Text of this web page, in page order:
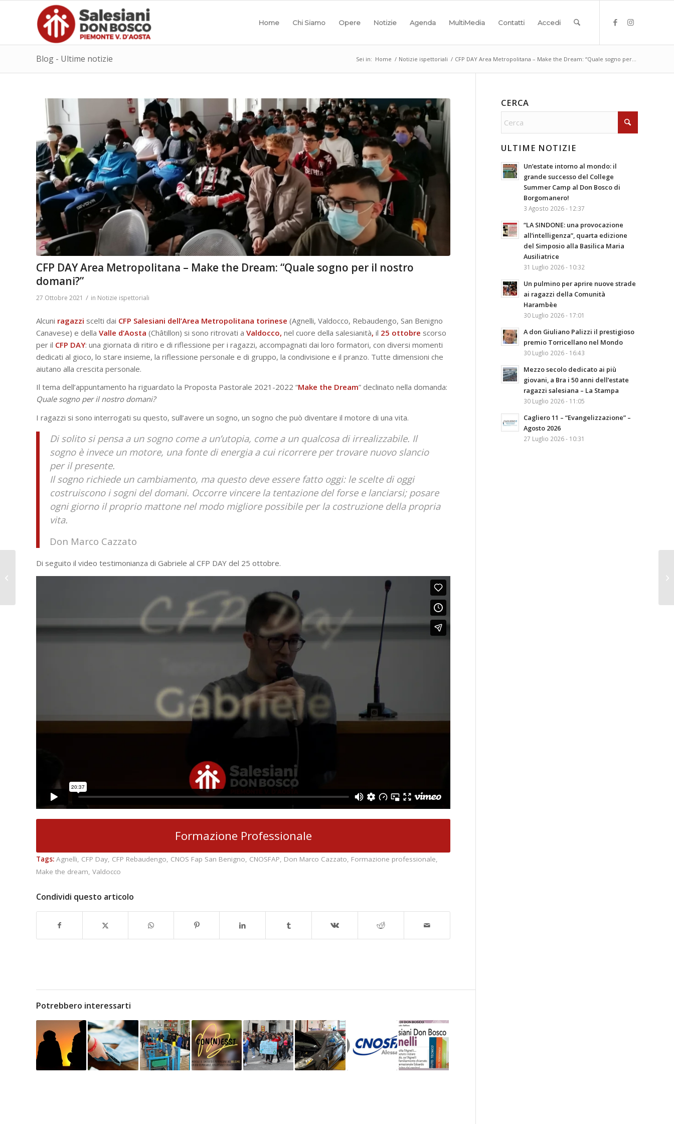
Home Chi Siamo Opere Notizie Agenda MultiMedia Contatti Accedi
Blog - Ultime notizie Sei in: Home / Notizie ispettoriali / CFP DAY Area Metropolitana – Make the Dream: “Quale sogno per...
CFP DAY Area Metropolitana – Make the Dream: “Quale sogno per il nostro
domani?”
27 Ottobre 2021 / in Notizie ispettoriali
Alcuni ragazzi scelti dai CFP Salesiani dell’Area Metropolitana torinese (Agnelli, Valdocco, Rebaudengo, San Benigno
Canavese) e della Valle d’Aosta (Châtillon) si sono ritrovati a Valdocco, nel cuore della salesianità, il 25 ottobre scorso
per il CFP DAY: una giornata di ritiro e di riflessione per i ragazzi, accompagnati dai loro formatori, con diversi momenti
dedicati al gioco, lo stare insieme, la riflessione personale e di gruppo, la condivisione e il pranzo. Tutte dimensioni che
aiutano alla crescita personale.
Il tema dell’appuntamento ha riguardato la Proposta Pastorale 2021-2022 “Make the Dream” declinato nella domanda:
Quale sogno per il nostro domani?
I ragazzi si sono interrogati su questo, sull’avere un sogno, un sogno che può diventare il motore di una vita.
Di solito si pensa a un sogno come a un’utopia, come a un qualcosa di irrealizzabile. Il
sogno è invece un motore, una fonte di energia a cui ricorrere per trovare nuovo slancio
per il presente.
Il sogno richiede un cambiamento, ma questo deve essere fatto oggi: le scelte di oggi
costruiscono i sogni del domani. Occorre vincere la tentazione del forse e lanciarsi; posare
ogni giorno il proprio mattone nel modo migliore possibile per la costruzione della propria
vita.
Don Marco Cazzato
Di seguito il video testimonianza di Gabriele al CFP DAY del 25 ottobre.
Formazione Professionale
Tags: Agnelli, CFP Day, CFP Rebaudengo, CNOS Fap San Benigno, CNOSFAP, Don Marco Cazzato, Formazione professionale,
Make the dream, Valdocco
Condividi questo articolo
Potrebbero interessarti
CERCA
ULTIME NOTIZIE
Un’estate intorno al mondo: il
grande successo del College
Summer Camp al Don Bosco di
Borgomanero!
3 Agosto 2026 - 12:37
“LA SINDONE: una provocazione
all’intelligenza”, quarta edizione
del Simposio alla Basilica Maria
Ausiliatrice
31 Luglio 2026 - 10:32
Un pulmino per aprire nuove strade
ai ragazzi della Comunità
Harambèe
30 Luglio 2026 - 17:01
A don Giuliano Palizzi il prestigioso
premio Torricellano nel Mondo
30 Luglio 2026 - 16:43
Mezzo secolo dedicato ai più
giovani, a Bra i 50 anni dell’estate
ragazzi salesiana – La Stampa
30 Luglio 2026 - 11:05
Cagliero 11 – “Evangelizzazione” –
Agosto 2026
27 Luglio 2026 - 10:31
Agorà della Parità,